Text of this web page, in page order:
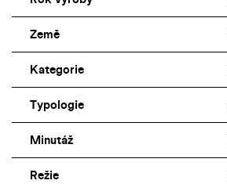
Země
Kategorie
Typologie
Minutáž
Režie